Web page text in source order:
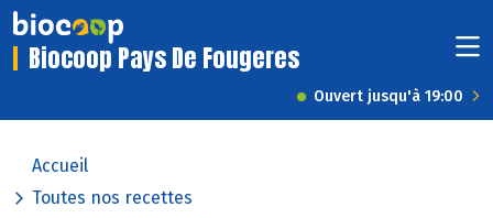
Biocoop Pays De Fougeres
Ouvert jusqu'à 19:00
Accueil
Toutes nos recettes